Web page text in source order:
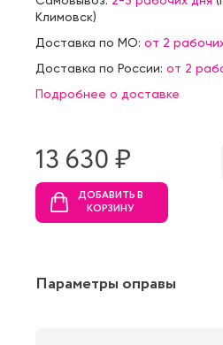
Климовск)
Доставка по МО: от 2
Доставка по России: от 2
Подробнее о доставке
13 630 ₷
ДОБАВИТЬ В
КОРЗИНУ
Параметры оправы